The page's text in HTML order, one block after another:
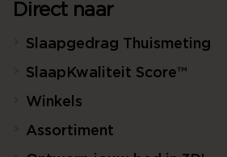
Direct naar
Slaapgedrag Thuismeting
SlaapKwaliteit Score™
Winkels
Assortiment